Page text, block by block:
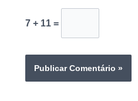
7 + 11 =